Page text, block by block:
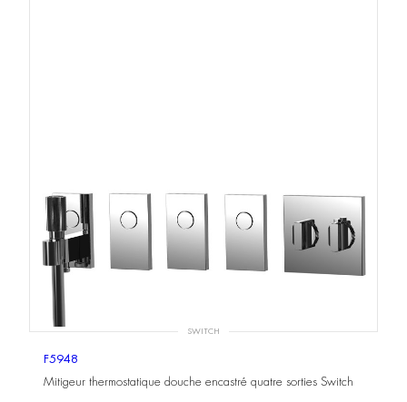
SWITCH
F5948
Mitigeur thermostatique douche encastré quatre sorties Switch